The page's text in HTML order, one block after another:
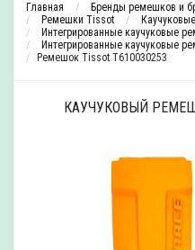
Главная Бренды ремешков и
Ремешки Tissot
Интегрированные каучуковые
Интегрированные каучуковые
Ремешок Tissot T610030253
КАУЧУКОВЫЙ